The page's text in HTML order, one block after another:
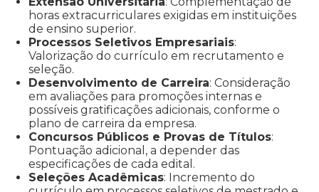
horas extracurriculares exigidas em instituições
de ensino superior.
Processos Seletivos Empresariais:
Valorização do currículo em recrutamento e
seleção.
Desenvolvimento de Carreira: Consideração
em avaliações para promoções internas e
possíveis gratificações adicionais, conforme o
plano de carreira da empresa.
Concursos Públicos e Provas de Títulos:
Pontuação adicional, a depender das
especificações de cada edital.
Seleções Acadêmicas: Incremento do